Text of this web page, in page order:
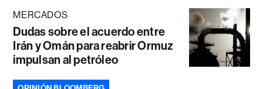
MERCADOS
Dudas sobre el acuerdo entre
Irán y Omán para reabrir Ormuz
impulsan al petróleo